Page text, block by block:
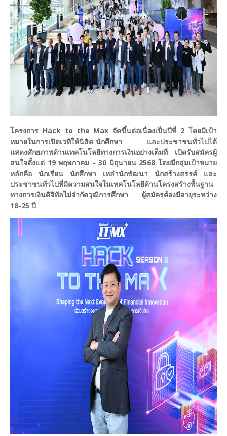
โครงการ Hack to the Max จัดขึ้นต่อเนื่องเป็นปีที่ 2 โดยมีเป้า
หมายในการเปิดเวทีให้นิสิต นักศึกษา และประชาชนทั่วไปได้
แสดงศักยภาพด้านเทคโนโลยีทางการเงินอย่างเต็มที่ เปิดรับสมัครผู้
สนใจตั้งแต่ 19 พฤษภาคม - 30 มิถุนายน 2568 โดยมีกลุ่มเป้าหมาย
หลักคือ นักเรียน นักศึกษา เหล่านักพัฒนา นักสร้างสรรค์ และ
ประชาชนทั่วไปที่มีความสนใจในเทคโนโลยีด้านโครงสร้างพื้นฐาน
ทางการเงินดิจิทัลไม่จำกัดวุฒิการศึกษา ผู้สมัครต้องมีอายุระหว่าง
18-25 ปี